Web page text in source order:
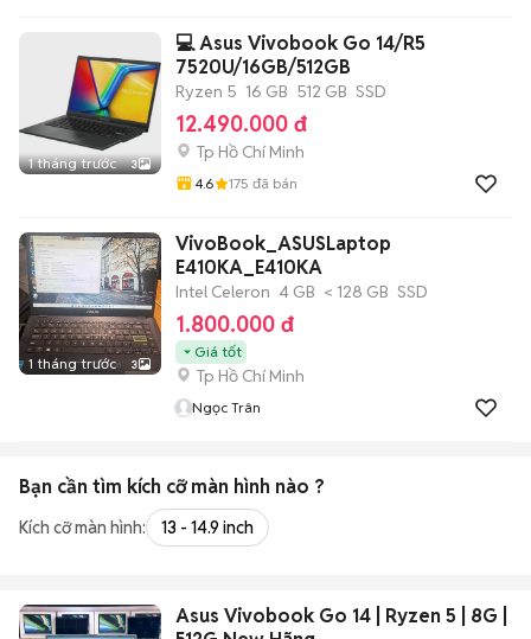
1 tháng trước 3
💻 Asus Vivobook Go 14/R5
7520U/16GB/512GB
Ryzen 5 16 GB 512 GB SSD
12.490.000 đ
Tp Hồ Chí Minh
4.6 175 đã bán
1 tháng trước 3
VivoBook_ASUSLaptop
E410KA_E410KA
Intel Celeron 4 GB < 128 GB SSD
1.800.000 đ
Giá tốt
Tp Hồ Chí Minh
Ngọc Trân
Bạn cần tìm kích cỡ màn hình nào ?
Kích cỡ màn hình: 13 - 14.9 inch
Asus Vivobook Go 14 | Ryzen 5 | 8G |